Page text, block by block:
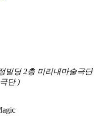
빌딩 2층 미리내마술극단
단 )